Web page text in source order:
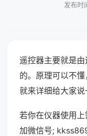
发布时
遥控器主要就是
的。原理可以不
就来详细给大家说
若你在仪器使用
加微信号;